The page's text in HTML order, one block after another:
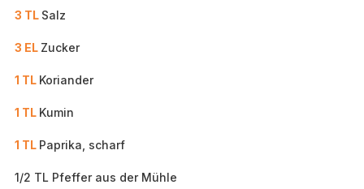
3 TL Salz
3 EL Zucker
1 TL Koriander
1 TL Kumin
1 TL Paprika, scharf
1/2 TL Pfeffer aus der Mühle